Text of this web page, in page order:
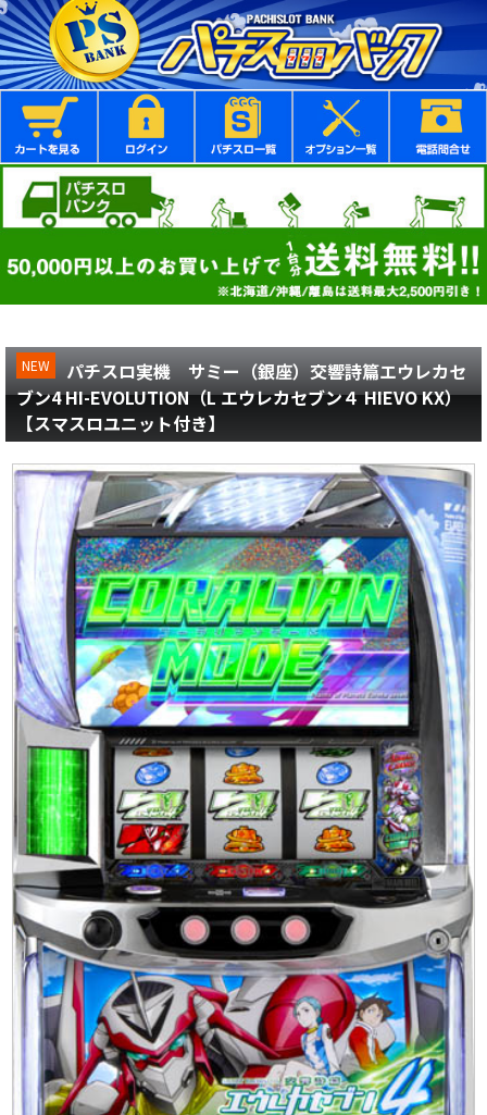
NEW
パチスロ実機 サミー（銀座）交響詩篇エウレカセ
ブン4 HI-EVOLUTION（L エウレカセブン４ HIEVO KX）
【スマスロユニット付き】